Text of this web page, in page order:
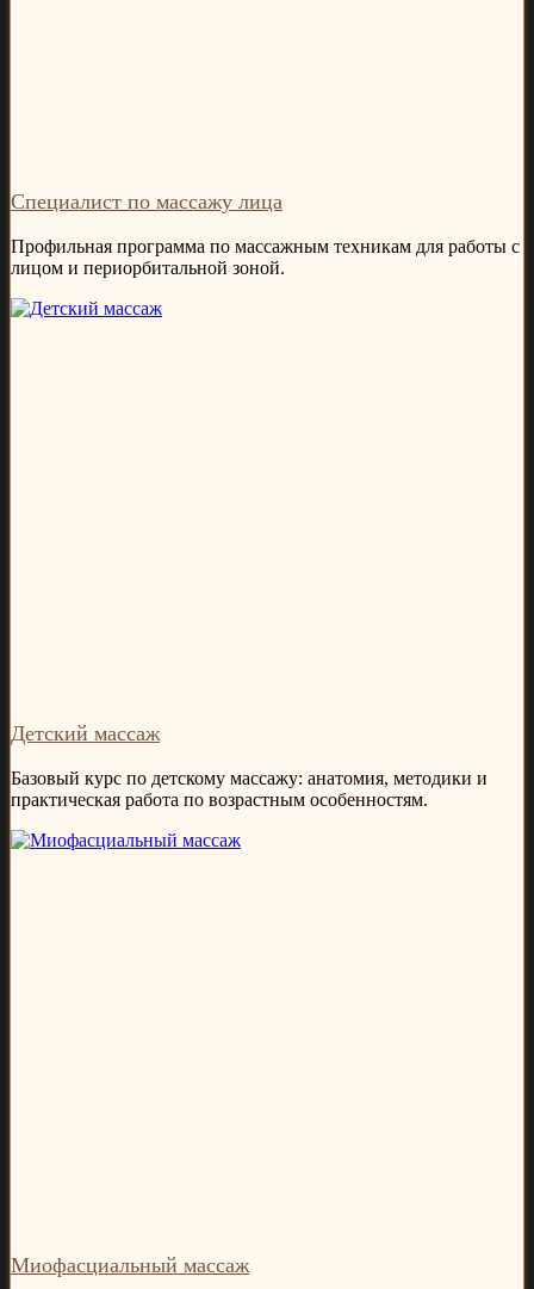
Специалист по массажу лица
Профильная программа по массажным техникам для работы с
лицом и периорбитальной зоной.
Детский массаж
Базовый курс по детскому массажу: анатомия, методики и
практическая работа по возрастным особенностям.
Миофасциальный массаж